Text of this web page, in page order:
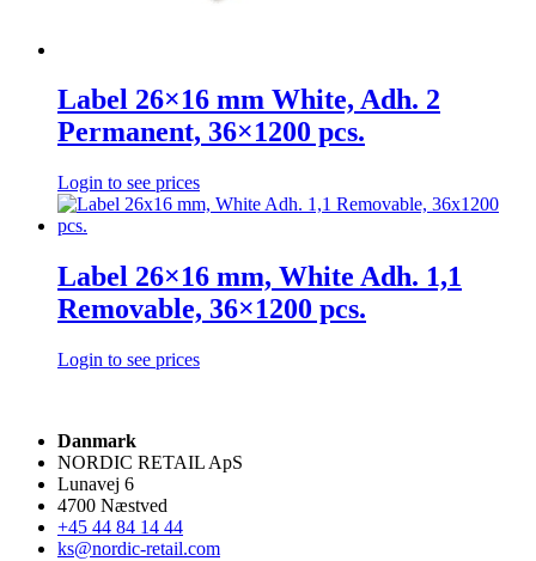
Label 26×16 mm White, Adh. 2
Permanent, 36×1200 pcs.
Login to see prices
Label 26×16 mm, White Adh. 1,1
Removable, 36×1200 pcs.
Login to see prices
Danmark
NORDIC RETAIL ApS
Lunavej 6
4700 Næstved
+45 44 84 14 44
ks@nordic-retail.com